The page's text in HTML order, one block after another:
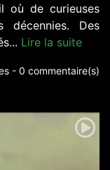
où de curieuses
décennies. Des
Lire la suite
- 0 commentaire(s)